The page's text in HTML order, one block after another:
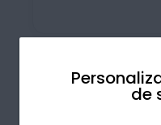
de
Beneficiul se